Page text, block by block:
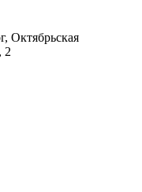
Октябрьская
2